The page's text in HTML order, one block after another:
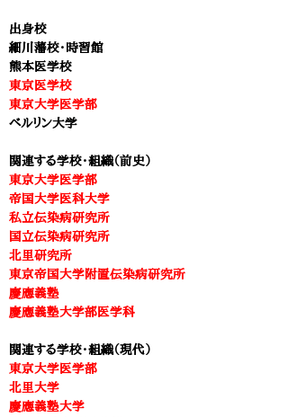
出身校
細川藩校・時習館
熊本医学校
東京医学校
東京大学医学部
ベルリン大学
関連する学校・組織（前史）
東京大学医学部
帝国大学医科大学
私立伝染病研究所
国立伝染病研究所
北里研究所
東京帝国大学附置伝染病研究所
慶應義塾
慶應義塾大学部医学科
関連する学校・組織（現代）
東京大学医学部
北里大学
慶應義塾大学